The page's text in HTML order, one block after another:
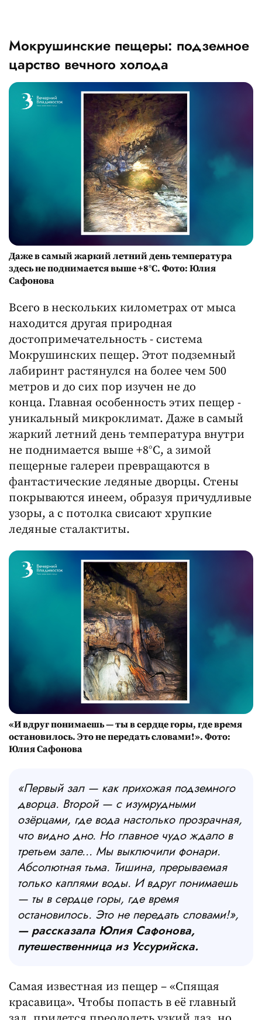
Мокрушинские пещеры: подземное
царство вечного холода
Даже в самый жаркий летний день температура
здесь не поднимается выше +8°C. Фото: Юлия
Сафонова
Всего в нескольких километрах от мыса
находится другая природная
достопримечательность - система
Мокрушинских пещер. Этот подземный
лабиринт растянулся на более чем 500
метров и до сих пор изучен не до
конца. Главная особенность этих пещер -
уникальный микроклимат. Даже в самый
жаркий летний день температура внутри
не поднимается выше +8°C, а зимой
пещерные галереи превращаются в
фантастические ледяные дворцы. Стены
покрываются инеем, образуя причудливые
узоры, а с потолка свисают хрупкие
ледяные сталактиты.
«И вдруг понимаешь — ты в сердце горы, где время
остановилось. Это не передать словами!». Фото:
Юлия Сафонова
«Первый зал — как прихожая подземного
дворца. Второй — с изумрудными
озёрцами, где вода настолько прозрачная,
что видно дно. Но главное чудо ждало в
третьем зале... Мы выключили фонари.
Абсолютная тьма. Тишина, прерываемая
только каплями воды. И вдруг понимаешь
— ты в сердце горы, где время
остановилось. Это не передать словами!»,
— рассказала Юлия Сафонова,
путешественница из Уссурийска.
Самая известная из пещер – «Спящая
красавица». Чтобы попасть в её главный